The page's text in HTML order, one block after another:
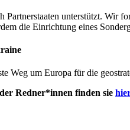
unterstützt. Wir
die Einrichtung eines
Weg um Europa für die
Redner*innen finden sie hier